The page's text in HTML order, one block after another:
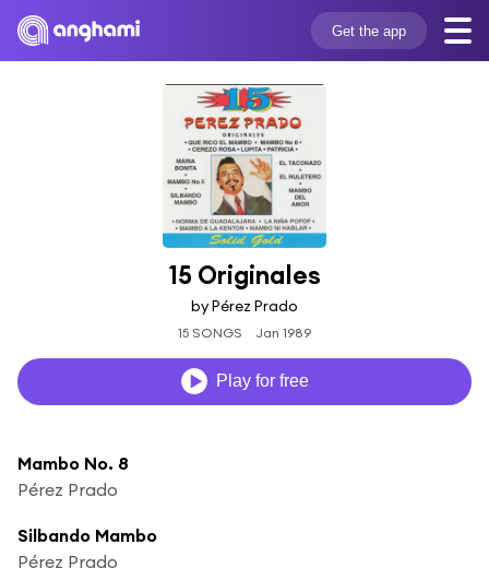
Get the app
15 Originales
by Pérez Prado
15 SONGS Jan 1989
Play for free
Mambo No. 8
Pérez Prado
Silbando Mambo
Pérez Prado